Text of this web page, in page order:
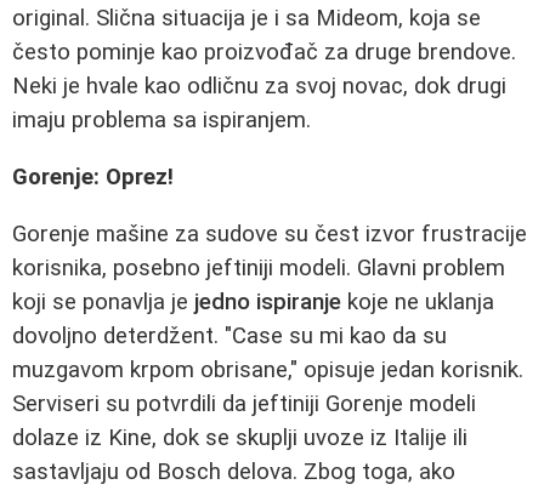
original. Slična situacija je i sa Mideom, koja se
često pominje kao proizvođač za druge brendove.
Neki je hvale kao odličnu za svoj novac, dok drugi
imaju problema sa ispiranjem.
Gorenje: Oprez!
Gorenje mašine za sudove su čest izvor frustracije
korisnika, posebno jeftiniji modeli. Glavni problem
koji se ponavlja je jedno ispiranje koje ne uklanja
dovoljno deterdžent. "Case su mi kao da su
muzgavom krpom obrisane," opisuje jedan korisnik.
Serviseri su potvrdili da jeftiniji Gorenje modeli
dolaze iz Kine, dok se skuplji uvoze iz Italije ili
sastavljaju od Bosch delova. Zbog toga, ako